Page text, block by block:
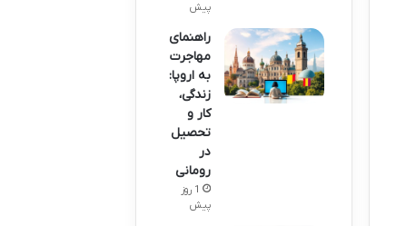
پیش
راهنمای
مهاجرت
به اروپا:
زندگی،
کار و
تحصیل
در
رومانی
1 روز
پیش